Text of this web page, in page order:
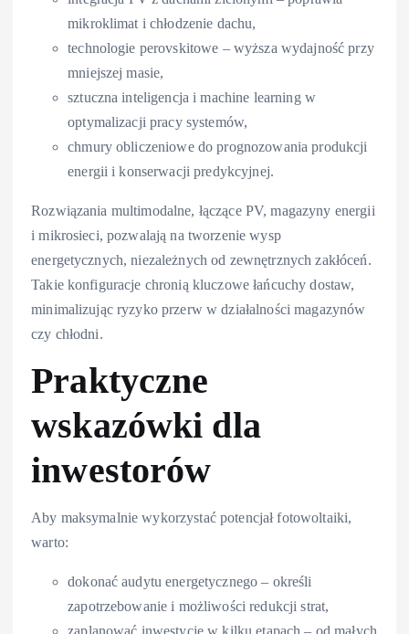
mikroklimat i chłodzenie dachu,
technologie perovskitowe – wyższa wydajność przy
mniejszej masie,
sztuczna inteligencja i machine learning w
optymalizacji pracy systemów,
chmury obliczeniowe do prognozowania produkcji
energii i konserwacji predykcyjnej.
Rozwiązania multimodalne, łączące PV, magazyny energii
i mikrosieci, pozwalają na tworzenie wysp
energetycznych, niezależnych od zewnętrznych zakłóceń.
Takie konfiguracje chronią kluczowe łańcuchy dostaw,
minimalizując ryzyko przerw w działalności magazynów
czy chłodni.
Praktyczne
wskazówki dla
inwestorów
Aby maksymalnie wykorzystać potencjał fotowoltaiki,
warto:
dokonać audytu energetycznego – określi
zapotrzebowanie i możliwości redukcji strat,
zaplanować inwestycję w kilku etapach – od małych